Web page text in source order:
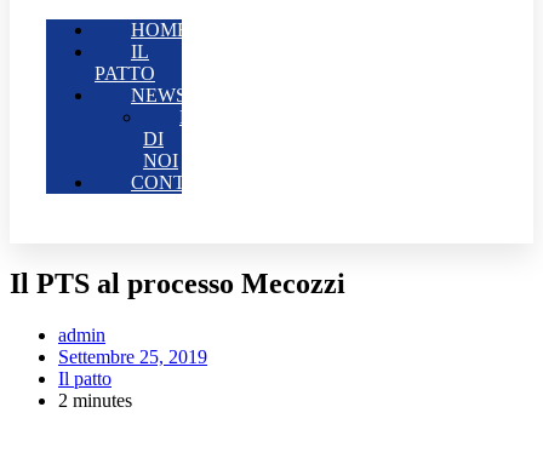
HOME
IL
PATTO
NEWS
PARLANO
DI
NOI
CONTATTACI
Il PTS al processo Mecozzi
admin
Settembre 25, 2019
Il patto
2 minutes